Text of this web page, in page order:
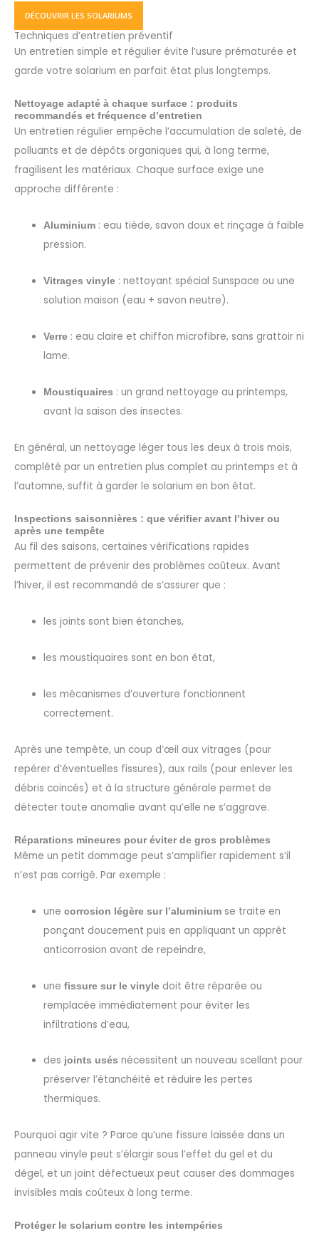
DÉCOUVRIR LES SOLARIUMS
Techniques d’entretien préventif
Un entretien simple et régulier évite l’usure prématurée et
garde votre solarium en parfait état plus longtemps.
Nettoyage adapté à chaque surface : produits
recommandés et fréquence d’entretien
Un entretien régulier empêche l’accumulation de saleté, de
polluants et de dépôts organiques qui, à long terme,
fragilisent les matériaux. Chaque surface exige une
approche différente :
Aluminium : eau tiède, savon doux et rinçage à faible
pression.
Vitrages vinyle : nettoyant spécial Sunspace ou une
solution maison (eau + savon neutre).
Verre : eau claire et chiffon microfibre, sans grattoir ni
lame.
Moustiquaires : un grand nettoyage au printemps,
avant la saison des insectes.
En général, un nettoyage léger tous les deux à trois mois,
complété par un entretien plus complet au printemps et à
l’automne, suffit à garder le solarium en bon état.
Inspections saisonnières : que vérifier avant l’hiver ou
après une tempête
Au fil des saisons, certaines vérifications rapides
permettent de prévenir des problèmes coûteux. Avant
l’hiver, il est recommandé de s’assurer que :
les joints sont bien étanches,
les moustiquaires sont en bon état,
les mécanismes d’ouverture fonctionnent
correctement.
Après une tempête, un coup d’œil aux vitrages (pour
repérer d’éventuelles fissures), aux rails (pour enlever les
débris coincés) et à la structure générale permet de
détecter toute anomalie avant qu’elle ne s’aggrave.
Réparations mineures pour éviter de gros problèmes
Même un petit dommage peut s’amplifier rapidement s’il
n’est pas corrigé. Par exemple :
unecorrosion légère sur l’aluminium se traite en
ponçant doucement puis en appliquant un apprêt
anticorrosion avant de repeindre,
unefissure sur le vinyle doit être réparée ou
remplacée immédiatement pour éviter les
infiltrations d’eau,
des joints usés nécessitent un nouveau scellant pour
préserver l’étanchéité et réduire les pertes
thermiques.
Pourquoi agir vite ? Parce qu’une fissure laissée dans un
panneau vinyle peut s’élargir sous l’effet du gel et du
dégel, et un joint défectueux peut causer des dommages
invisibles mais coûteux à long terme.
Protéger le solarium contre les intempéries